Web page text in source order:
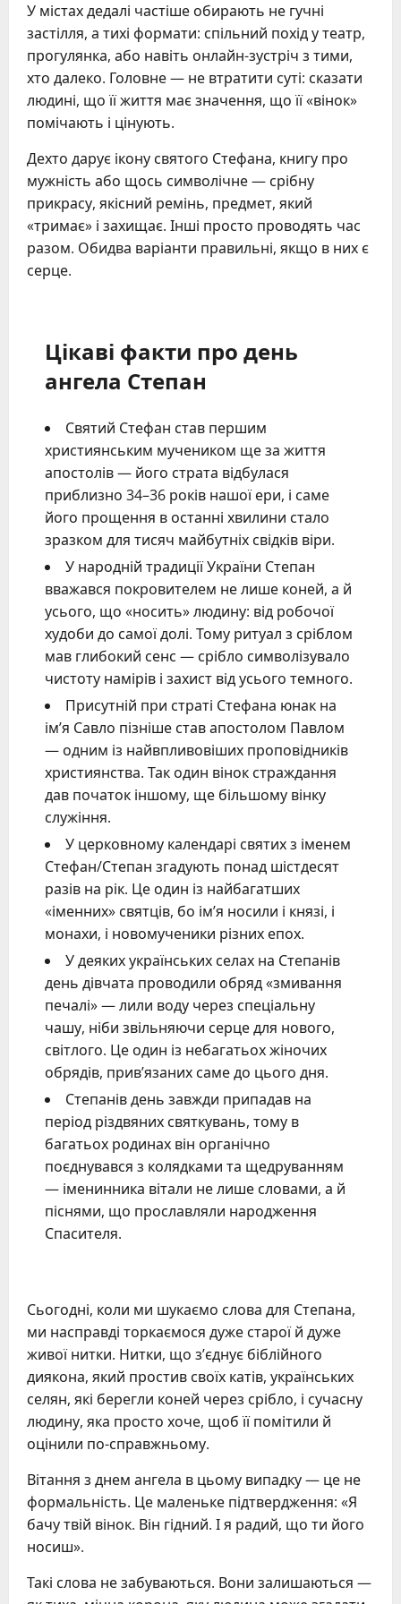
У містах дедалі частіше обирають не гучні
застілля, а тихі формати: спільний похід у театр,
прогулянка, або навіть онлайн-зустріч з тими,
хто далеко. Головне — не втратити суті: сказати
людині, що її життя має значення, що її «вінок»
помічають і цінують.
Дехто дарує ікону святого Стефана, книгу про
мужність або щось символічне — срібну
прикрасу, якісний ремінь, предмет, який
«тримає» і захищає. Інші просто проводять час
разом. Обидва варіанти правильні, якщо в них є
серце.
Цікаві факти про день
ангела Степан
Святий Стефан став першим
християнським мучеником ще за життя
апостолів — його страта відбулася
приблизно 34–36 років нашої ери, і саме
його прощення в останні хвилини стало
зразком для тисяч майбутніх свідків віри.
У народній традиції України Степан
вважався покровителем не лише коней, а й
усього, що «носить» людину: від робочої
худоби до самої долі. Тому ритуал з сріблом
мав глибокий сенс — срібло символізувало
чистоту намірів і захист від усього темного.
Присутній при страті Стефана юнак на
ім’я Савло пізніше став апостолом Павлом
— одним із найвпливовіших проповідників
християнства. Так один вінок страждання
дав початок іншому, ще більшому вінку
служіння.
У церковному календарі святих з іменем
Стефан/Степан згадують понад шістдесят
разів на рік. Це один із найбагатших
«іменних» святців, бо ім’я носили і князі, і
монахи, і новомученики різних епох.
У деяких українських селах на Степанів
день дівчата проводили обряд «змивання
печалі» — лили воду через спеціальну
чашу, ніби звільняючи серце для нового,
світлого. Це один із небагатьох жіночих
обрядів, прив’язаних саме до цього дня.
Степанів день завжди припадав на
період різдвяних святкувань, тому в
багатьох родинах він органічно
поєднувався з колядками та щедруванням
— іменинника вітали не лише словами, а й
піснями, що прославляли народження
Спасителя.
Сьогодні, коли ми шукаємо слова для Степана,
ми насправді торкаємося дуже старої й дуже
живої нитки. Нитки, що з’єднує біблійного
диякона, який простив своїх катів, українських
селян, які берегли коней через срібло, і сучасну
людину, яка просто хоче, щоб її помітили й
оцінили по-справжньому.
Вітання з днем ангела в цьому випадку — це не
формальність. Це маленьке підтвердження: «Я
бачу твій вінок. Він гідний. І я радий, що ти його
носиш».
Такі слова не забуваються. Вони залишаються —